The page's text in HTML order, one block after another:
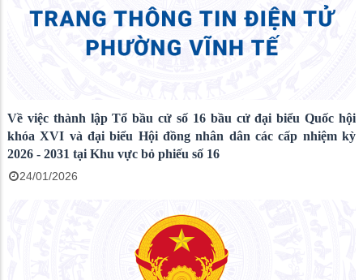
Về việc thành lập Tổ bầu cử số 16 bầu cử đại biểu Quốc hội
khóa XVI và đại biểu Hội đồng nhân dân các cấp nhiệm kỳ
2026 - 2031 tại Khu vực bỏ phiếu số 16
24/01/2026